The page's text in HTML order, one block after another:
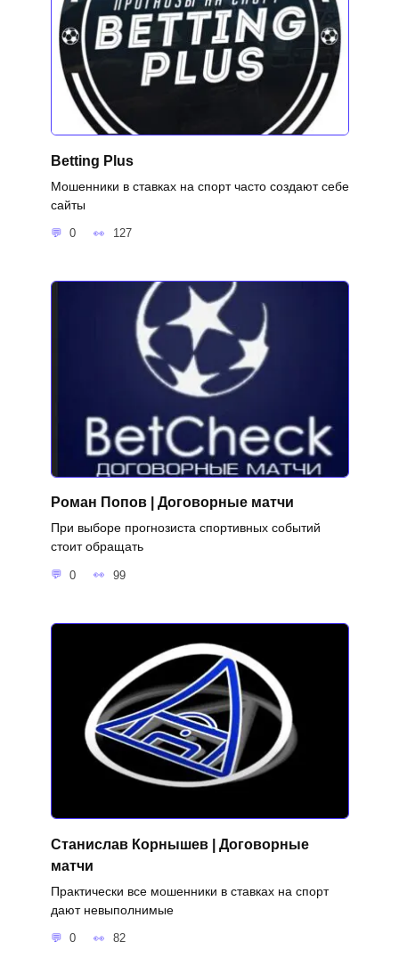
Betting Plus
Мошенники в ставках на спорт часто создают себе
сайты
0 127
Роман Попов | Договорные матчи
При выборе прогнозиста спортивных событий
стоит обращать
0 99
Станислав Корнышев | Договорные
матчи
Практически все мошенники в ставках на спорт
дают невыполнимые
0 82